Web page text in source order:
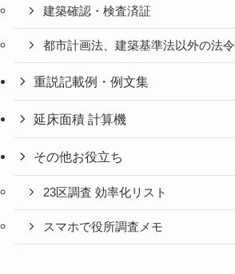
建築確認・検査済証
都市計画法、建築基準法以外の法令
重説記載例・例文集
延床面積 計算機
その他お役立ち
23区調査 効率化リスト
スマホで役所調査メモ